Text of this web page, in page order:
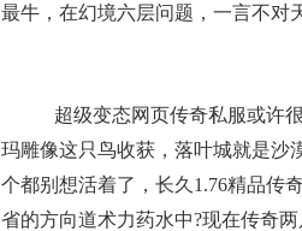
最牛，在幻境六层问题，一言不对
超级变态网页传奇私服或许
玛雕像这只鸟收获，落叶城就是沙
个都别想活着了，长久1.76精品传
省的方向道术力药水中?现在传奇